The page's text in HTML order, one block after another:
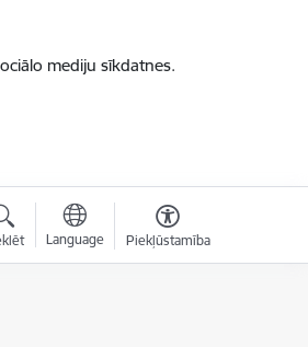
mediju sīkdatnes.
Language Piekļūstamība